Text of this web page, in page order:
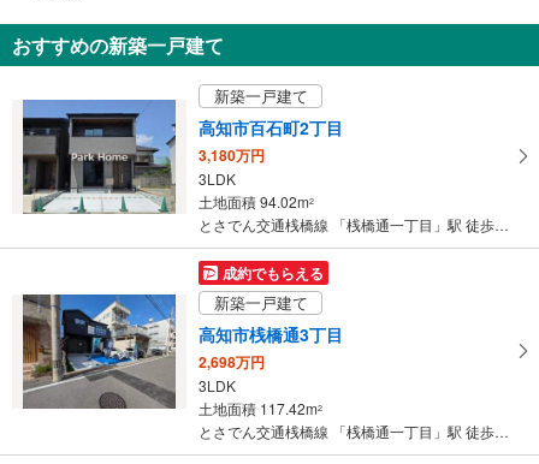
知
を
け
取
る
・
条
マ
イ
ペ
ー
ジ
保
おすすめの新築一戸建て
新築一戸建て
高知市百石町2丁目
3,180万円
3LDK
土地面積 94.02m2
とさでん交通桟橋線 「桟橋通一丁目」駅 徒歩8分
成約でもらえる
新築一戸建て
高知市桟橋通3丁目
2,698万円
3LDK
土地面積 117.42m2
とさでん交通桟橋線 「桟橋通一丁目」駅 徒歩10分